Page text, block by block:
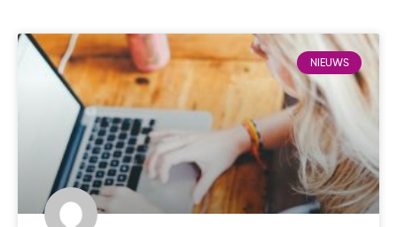
NIEUWS